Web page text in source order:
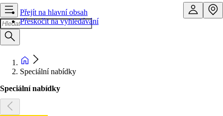
Přejít na hlavní obsah
Přeskočit na vyhledávání
Speciální nabídky
Speciální nabídky